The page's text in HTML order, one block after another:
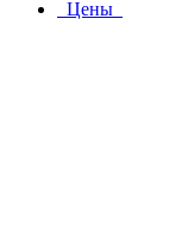
Цены